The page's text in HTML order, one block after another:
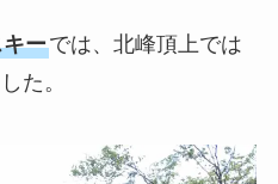
ーでは、北峰頂上では
た。